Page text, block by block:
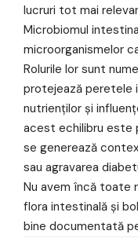
lucruri tot mai
Microbiomul
microorganismelor
Rolurile lor sunt
protejează peretele
nutrienților și
acest echilibru este
se generează
sau agravarea
Nu avem încă toate
flora intestinală și
bine documentată